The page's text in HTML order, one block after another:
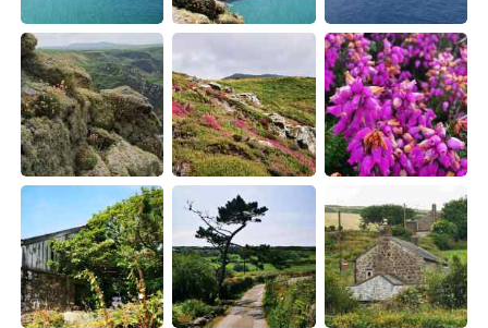
Indonesia Italiano
Türkçe Tiếng Việt
Português